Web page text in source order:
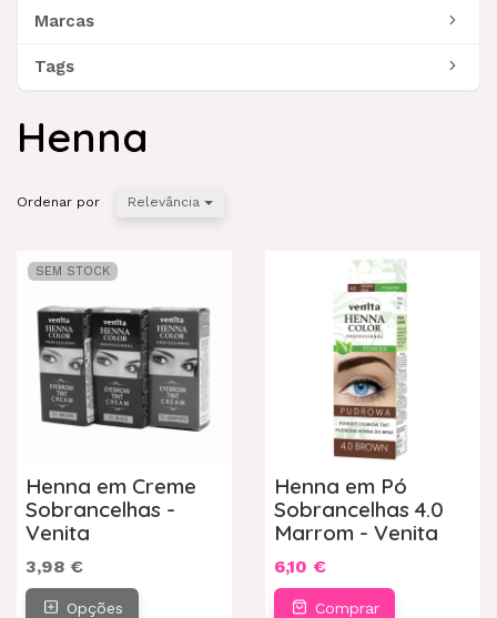
Marcas
Tags
Henna
Ordenar por Relevância
SEM STOCK
Henna em Creme
Sobrancelhas -
Venita
3,98 €
Opções
Henna em Pó
Sobrancelhas 4.0
Marrom - Venita
6,10 €
Comprar